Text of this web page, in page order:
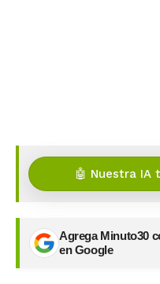
🤖 Nuestra IA
Agrega Minuto30
en Google